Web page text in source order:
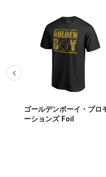
ゴールデンボーイ・プロ
ーションズ Foil